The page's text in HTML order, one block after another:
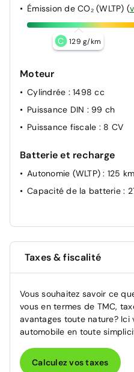
Émission de CO₂ (WLTP) (
C 129 g/km
Moteur
Cylindrée : 1498 cc
Puissance DIN : 99 ch
Puissance fiscale : 8 CV
Batterie et recharge
Autonomie (WLTP): 125 km
Capacité de la batterie :
Taxes & fiscalité
Vous souhaitez savoir ce
vous en termes de TMC,
avantages toute nature?
automobile en toute
Calculez vos taxes